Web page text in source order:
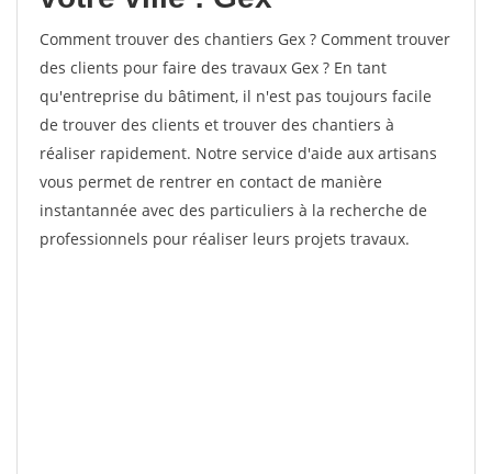
Comment trouver des chantiers Gex ? Comment trouver
des clients pour faire des travaux Gex ? En tant
qu'entreprise du bâtiment, il n'est pas toujours facile
de trouver des clients et trouver des chantiers à
réaliser rapidement. Notre service d'aide aux artisans
vous permet de rentrer en contact de manière
instantannée avec des particuliers à la recherche de
professionnels pour réaliser leurs projets travaux.